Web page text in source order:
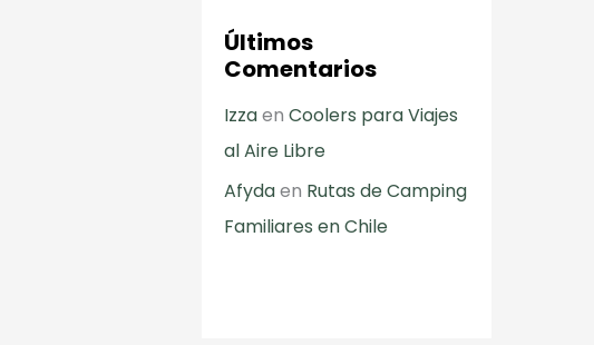
Últimos
Comentarios
Izzaen Coolers para Viajes
al Aire Libre
Afydaen Rutas de Camping
Familiares en Chile